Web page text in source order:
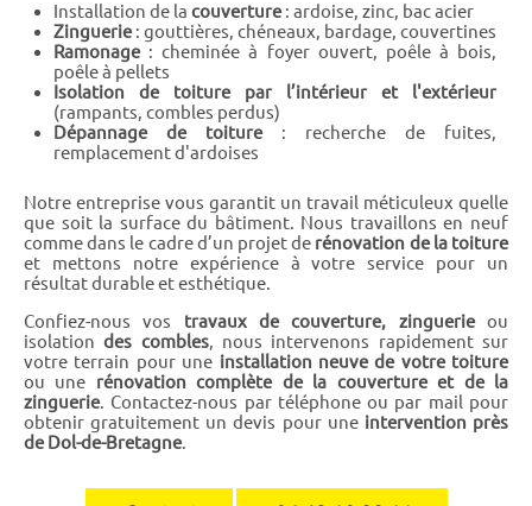
Installation de la couverture: ardoise, zinc, bac acier
Zinguerie: gouttières, chéneaux, bardage, couvertines
Ramonage: cheminée à foyer ouvert, poêle à bois,
poêle à pellets
Isolation de toiture par l’intérieur et l'extérieur
(rampants, combles perdus)
Dépannage de toiture: recherche de fuites,
remplacement d'ardoises
Notre entreprise vous garantit un travail méticuleux quelle
que soit la surface du bâtiment. Nous travaillons en neuf
comme dans le cadre d’un projet de rénovation de la toiture
et mettons notre expérience à votre service pour un
résultat durable et esthétique.
Confiez-nous vos travaux de couverture, zinguerieou
isolationdes combles, nous intervenons rapidement sur
votre terrain pour une installation neuve de votre toiture
ou une rénovation complète de la couverture et de la
zinguerie. Contactez-nous par téléphone ou par mail pour
obtenir gratuitement un devis pour une intervention près
de Dol-de-Bretagne.